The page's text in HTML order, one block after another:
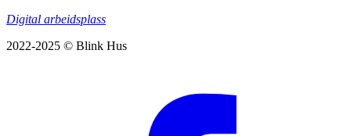
Digital arbeidsplass
2022-2025 © Blink Hus